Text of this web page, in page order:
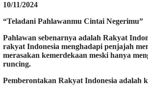
10/11/2024
“Teladani Pahlawanmu Cintai Negerimu”
Pahlawan sebenarnya adalah Rakyat
rakyat Indonesia menghadapi penjajah
merasakan kemerdekaan meski hanya
runcing.
Pemberontakan Rakyat Indonesia adalah